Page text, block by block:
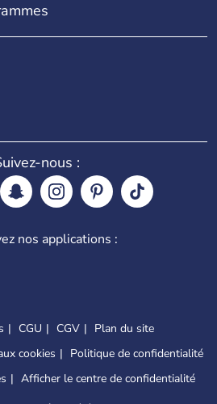
nous :
nos applications :
CGU CGV
Plan du site
cookies
Politique de confidentialité
Afficher le centre de confidentialité